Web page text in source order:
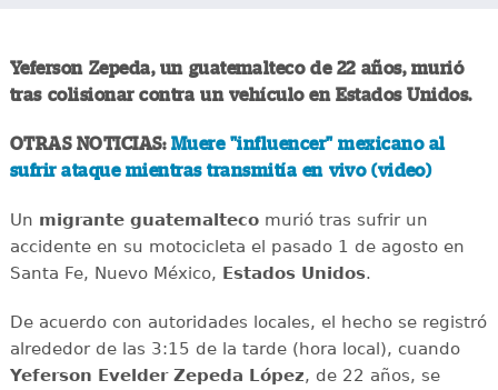
Yeferson Zepeda, un guatemalteco de 22 años, murió
tras colisionar contra un vehículo en Estados Unidos.
OTRAS NOTICIAS: Muere "influencer" mexicano al
sufrir ataque mientras transmitía en vivo (video)
Un migrante guatemaltecomurió tras sufrir un
accidente en su motocicleta el pasado 1 de agosto en
Santa Fe, Nuevo México, Estados Unidos.
De acuerdo con autoridades locales, el hecho se registró
alrededor de las 3:15 de la tarde (hora local), cuando
Yeferson Evelder Zepeda López, de 22 años, se